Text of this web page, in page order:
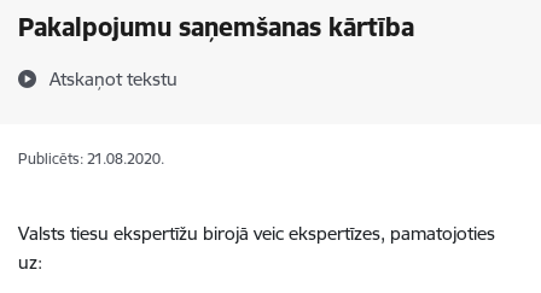
Pakalpojumu saņemšanas kārtība
Atskaņot tekstu
Publicēts: 21.08.2020.
Valsts tiesu ekspertīžu birojā veic ekspertīzes, pamatojoties
uz: